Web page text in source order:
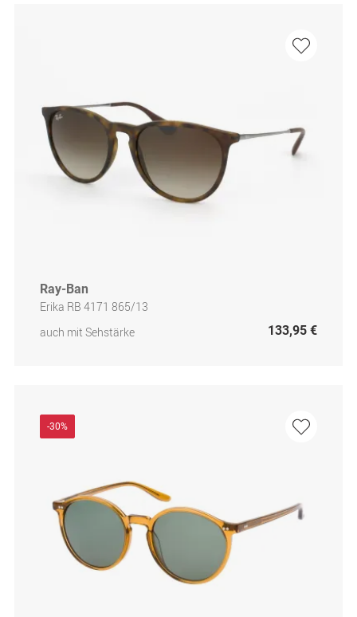
Ray-Ban
Erika RB 4171 865/13
auch mit Sehstärke
133,95 €
-30%